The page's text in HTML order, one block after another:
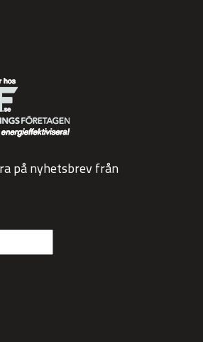
på nyhetsbrev från